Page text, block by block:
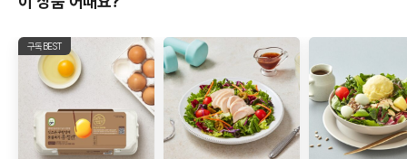
구독BEST